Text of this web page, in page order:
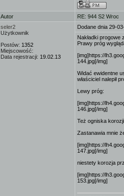
Autor
RE: 944 S2 Wroc
seler2
Użytkownik
Postów: 1352
Miejscowość:
Data rejestracji: 19.02.13
Dodane dnia 29-
Nakładki progowe
Prawy próg
[img]https://
144.jpg[/img]
Widać ewidentne
właściciel nalepił
Lewy próg:
[img]https://
146.jpg[/img]
Też ogniska
Zastanawia mnie
[img]https://
147.jpg[/img]
niestety korozja
[img]https://
153.jpg[/img]